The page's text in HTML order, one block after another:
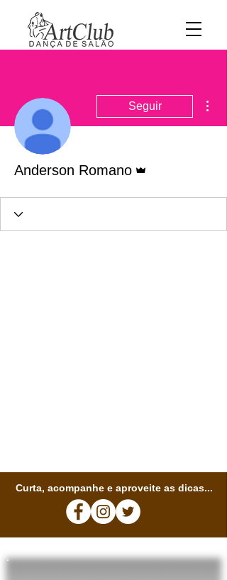
Seguir
Anderson Romano
Curta, acompanhe e aproveite as dicas...